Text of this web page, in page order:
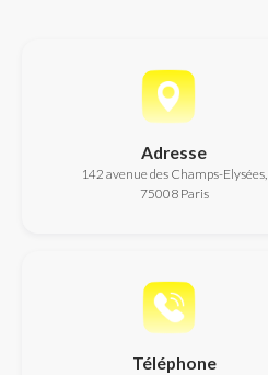
Adresse
142 avenue des Champs-Elysées,
75008 Paris
Téléphone